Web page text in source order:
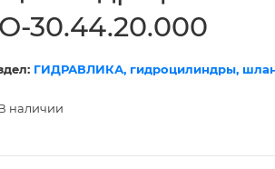
30.44.20.000
ГИДРАВЛИКА, гидроцилиндры,
наличии